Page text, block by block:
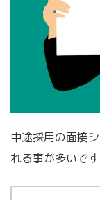
中途採用の面接
れる事が多いです